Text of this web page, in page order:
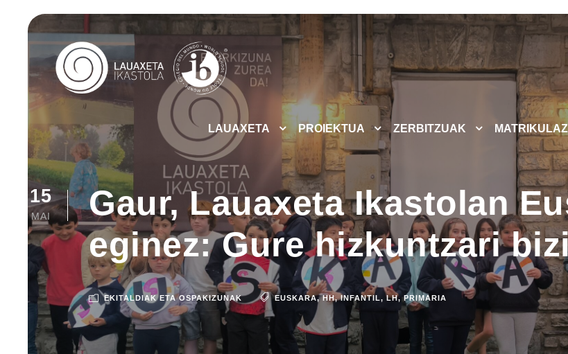
LAUAXETA PROIEKTUA ZERBITZUAK
15
MAI
Gaur, Lauaxeta Ikastolan
eginez: Gure hizkuntzari
EKITALDIAK ETA OSPAKIZUNAK EUSKARA, HH, INFANTIL, LH, PRIMARIA